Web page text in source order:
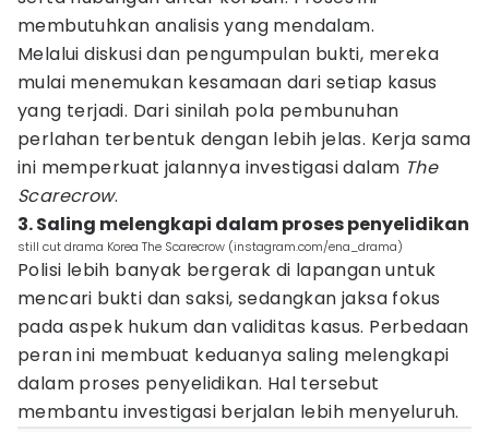
membutuhkan analisis yang mendalam.
Melalui diskusi dan pengumpulan bukti, mereka
mulai menemukan kesamaan dari setiap kasus
yang terjadi. Dari sinilah pola pembunuhan
perlahan terbentuk dengan lebih jelas. Kerja sama
ini memperkuat jalannya investigasi dalam The
Scarecrow.
3. Saling melengkapi dalam proses penyelidikan
still cut drama Korea The Scarecrow (instagram.com/ena_drama)
Polisi lebih banyak bergerak di lapangan untuk
mencari bukti dan saksi, sedangkan jaksa fokus
pada aspek hukum dan validitas kasus. Perbedaan
peran ini membuat keduanya saling melengkapi
dalam proses penyelidikan. Hal tersebut
membantu investigasi berjalan lebih menyeluruh.